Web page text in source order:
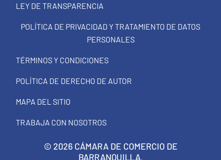
LEY DE TRANSPARENCIA
POLÍTICA DE PRIVACIDAD Y TRATAMIENTO DE DATOS
PERSONALES
TÉRMINOS Y CONDICIONES
POLÍTICA DE DERECHO DE AUTOR
MAPA DEL SITIO
TRABAJA CON NOSOTROS
© 2026 CÁMARA DE COMERCIO DE
BARRANQUILLA.